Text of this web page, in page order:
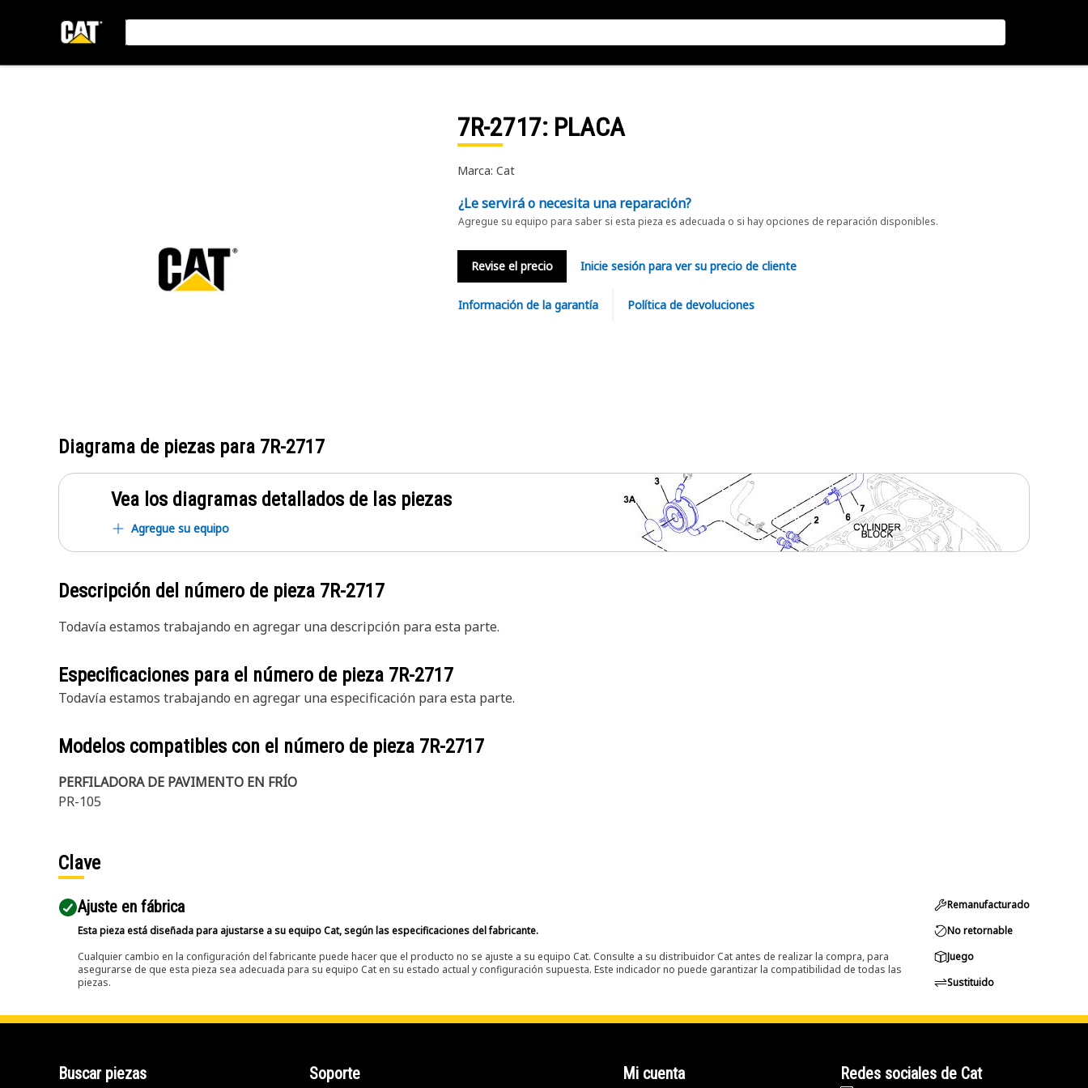
7R-2717: PLACA
Marca: Cat
¿Le servirá o necesita una reparación?
Agregue su equipo para saber si esta pieza es adecuada o si hay opciones de reparación disponibles.
Revise el precio Inicie sesión para ver su precio de cliente
Información de la garantía Política de devoluciones
Diagrama de piezas para 7R-2717
Vea los diagramas detallados de las piezas
Agregue su equipo
Descripción del número de pieza 7R-2717
Todavía estamos trabajando en agregar una descripción para esta parte.
Especificaciones para el número de pieza 7R-2717
Todavía estamos trabajando en agregar una especificación para esta parte.
Modelos compatibles con el número de pieza 7R-2717
PERFILADORA DE PAVIMENTO EN FRÍO
PR-105
Clave
Ajuste en fábrica
Esta pieza está diseñada para ajustarse a su equipo Cat, según las especificaciones del fabricante.
Cualquier cambio en la configuración del fabricante puede hacer que el producto no se ajuste a su equipo Cat. Consulte a su distribuidor Cat antes de realizar la compra, para
asegurarse de que esta pieza sea adecuada para su equipo Cat en su estado actual y configuración supuesta. Este indicador no puede garantizar la compatibilidad de todas las
piezas.
Remanufacturado
No retornable
Juego
Sustituido
Buscar piezas Soporte Mi cuenta Redes sociales de Cat